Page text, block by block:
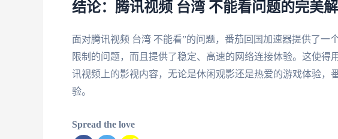
结论：腾讯视频 台湾 不能看问题的完美
面对腾讯视频 台湾 不能看”的问题，番茄回国加速器提供了一
限制的问题，而且提供了稳定、高速的网络连接体验。这使得
讯视频上的影视内容，无论是休闲观影还是热爱的游戏体验，
验。
Spread the love